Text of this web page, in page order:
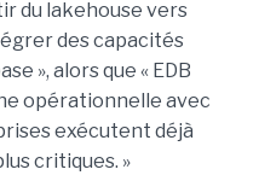
du lakehouse vers
des capacités
», alors que « EDB
opérationnelle avec
exécutent déjà
critiques. »